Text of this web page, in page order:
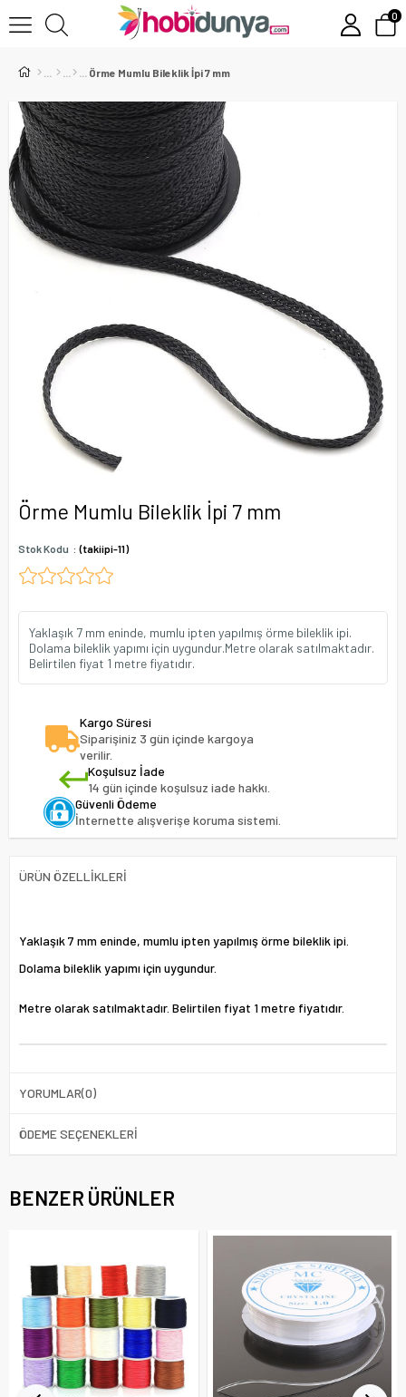
0
Örme Mumlu Bileklik İpi 7 mm
Örme Mumlu Bileklik İpi 7 mm
Stok Kodu (takiipi-11)
Yaklaşık 7 mm eninde, mumlu ipten yapılmış örme bileklik ipi.
Dolama bileklik yapımı için uygundur.Metre olarak satılmaktadır.
Belirtilen fiyat 1 metre fiyatıdır.
Kargo Süresi
Siparişiniz 3 gün içinde kargoya
verilir.
Koşulsuz İade
14 gün içinde koşulsuz iade hakkı.
Güvenli Ödeme
İnternette alışverişe koruma sistemi.
ÜRÜN ÖZELLIKLERI
Yaklaşık 7 mm eninde, mumlu ipten yapılmış örme bileklik ipi.
Dolama bileklik yapımı için uygundur.
Metre olarak satılmaktadır. Belirtilen fiyat 1 metre fiyatıdır.
YORUMLAR(0)
ÖDEME SEÇENEKLERI
BENZER ÜRÜNLER